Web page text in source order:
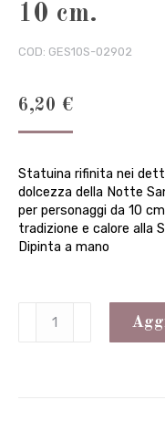
10 cm.
COD: GES10S-02902
6,20 €
Statuina rifinita nei
dolcezza della Notte
per personaggi da 10
tradizione e calore alla
Dipinta a mano
Gesù
Bambino